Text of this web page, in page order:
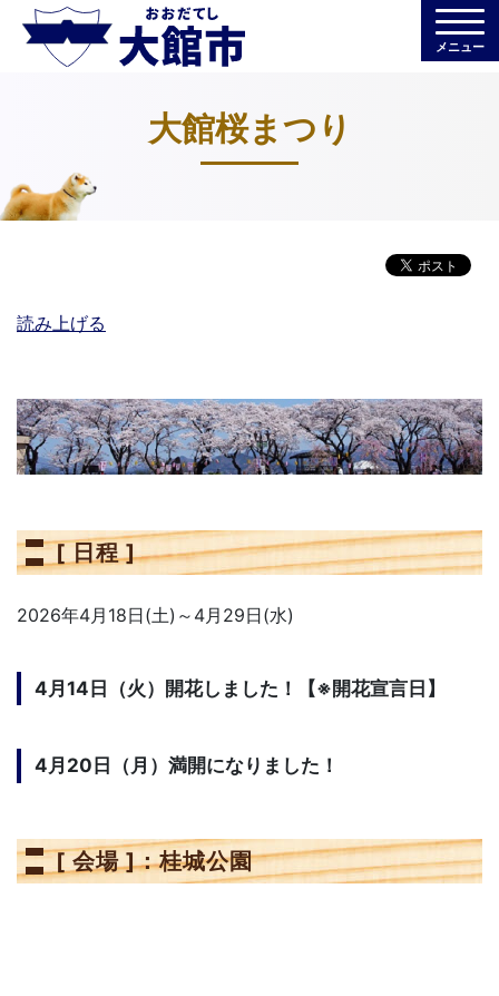
メニュー
大館桜まつり
読み上げる
[ 日程 ]
2026年4月18日(土)～4月29日(水)
4月14日（火）開花しました！【※ 開花宣言日 】
4月20日（月）満開になりました！
[ 会場 ]：桂城公園